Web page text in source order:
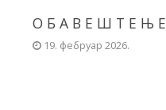
О Б А В Е Ш Т Е Њ Е
19. фебруар 2026.